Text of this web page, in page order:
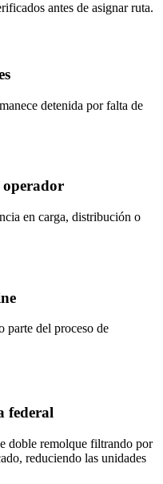
antes de asignar ruta.
detenida por falta de
operador
en carga, distribución o
parte del proceso de
federal
doble remolque filtrando por
reduciendo las unidades